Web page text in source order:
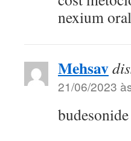
nexium oral
Mehsav
21/06/2023